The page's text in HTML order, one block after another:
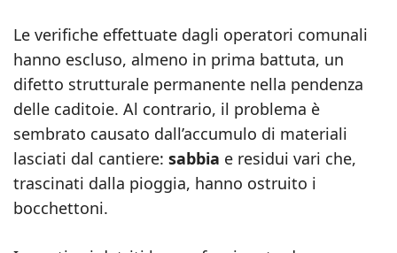
Le verifiche effettuate dagli operatori comunali
hanno escluso, almeno in prima battuta, un
difetto strutturale permanente nella pendenza
delle caditoie. Al contrario, il problema è
sembrato causato dall’accumulo di materiali
lasciati dal cantiere: sabbia e residui vari che,
trascinati dalla pioggia, hanno ostruito i
bocchettoni.